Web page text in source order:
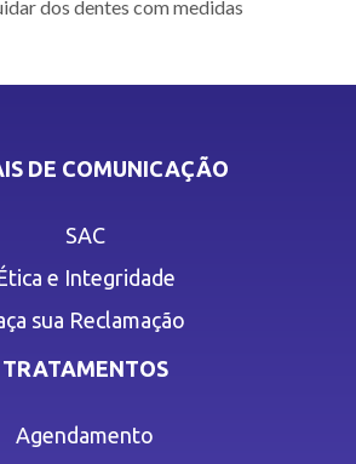
dos dentes com medidas
DE COMUNICAÇÃO
SAC
e Integridade
sua Reclamação
TRATAMENTOS
Agendamento